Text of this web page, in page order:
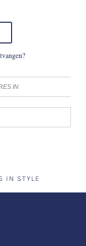
IN STYLE